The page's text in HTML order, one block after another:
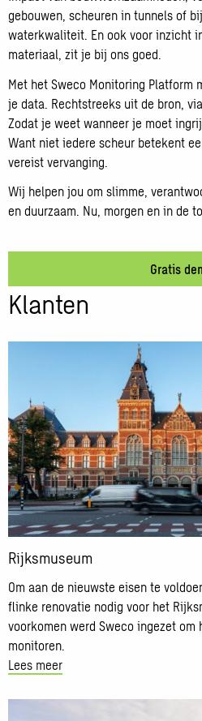
gebouwen, scheuren in tunnels of
waterkwaliteit. En ook voor inzicht
materiaal, zit je bij ons goed.
Met het Sweco Monitoring Platform
je data. Rechtstreeks uit de bron,
Zodat je weet wanneer je moet
Want niet iedere scheur betekent
vereist vervanging.
Wij helpen jou om slimme,
en duurzaam. Nu, morgen en in de
Gratis
Klanten
Rijksmuseum
Om aan de nieuwste eisen te
flinke renovatie nodig voor het
voorkomen werd Sweco ingezet om
monitoren.
Lees meer
Rijksmuseum